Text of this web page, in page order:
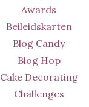
Awards
Beileidskarten
Blog Candy
Blog Hop
Cake Decorating
Challenges